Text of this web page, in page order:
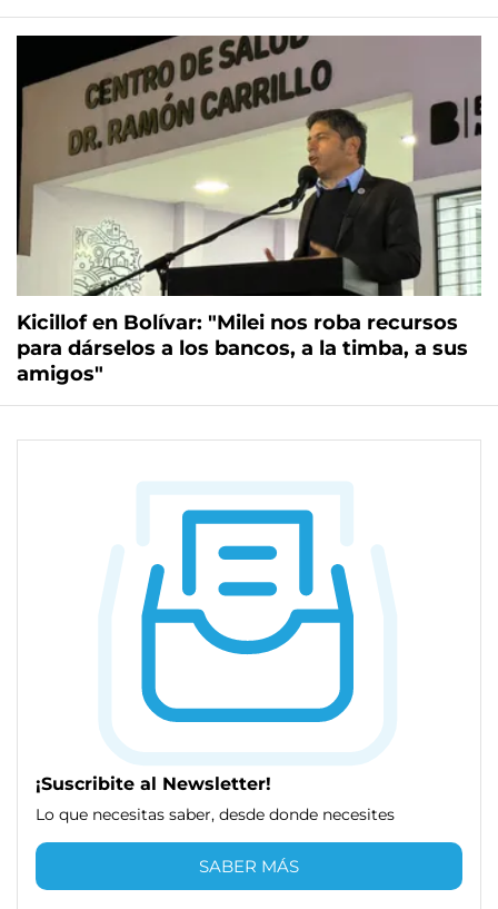
Kicillof en Bolívar: "Milei nos roba recursos
para dárselos a los bancos, a la timba, a sus
amigos"
¡Suscribite al Newsletter!
Lo que necesitas saber, desde donde necesites
SABER MÁS